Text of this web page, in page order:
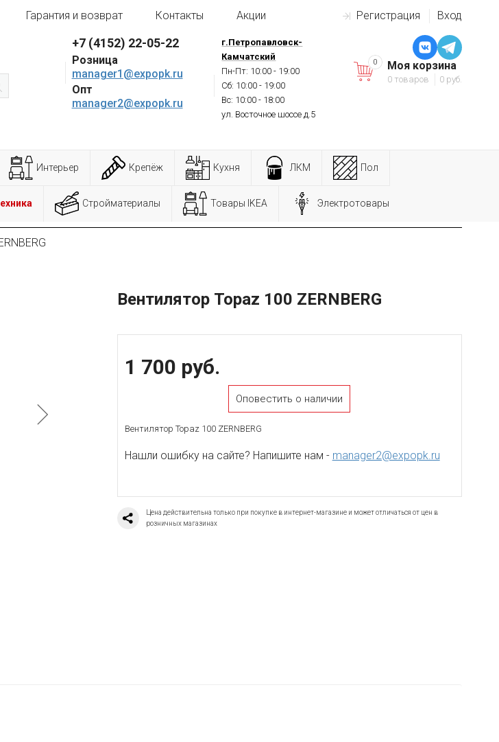
Регистрация Вход
Гарантия и возврат Контакты Акции
+7 (4152) 22-05-22
Розница
manager1@expopk.ru
Опт
manager2@expopk.ru
г.Петропавловск-
Камчатский
Пн-Пт: 10:00 - 19:00
Сб: 10:00 - 19:00
Вс: 10:00 - 18:00
ул. Восточное шоссе д.5
Моя корзина
0 товаров 0 руб.
0
Интерьер Крепёж Кухня ЛКМ Пол
Стройматериалы Товары IKEA Электротовары
Вентилятор Topaz 100 ZERNBERG
1 700 руб.
Оповестить о наличии
Вентилятор Topaz 100 ZERNBERG
Нашли ошибку на сайте? Напишите нам - manager2@expopk.ru
Цена действительна только при покупке в интернет-магазине и может отличаться от цен в
розничных магазинах